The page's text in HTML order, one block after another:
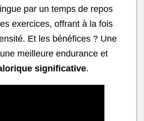
par un temps de repos
exercices, offrant à la fois
Et les bénéfices ? Une
meilleure endurance et
significative.